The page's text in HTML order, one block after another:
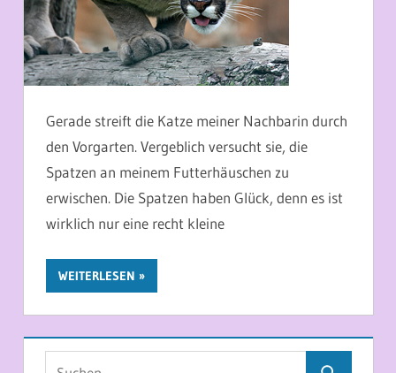
Gerade streift die Katze meiner Nachbarin durch
den Vorgarten. Vergeblich versucht sie, die
Spatzen an meinem Futterhäuschen zu
erwischen. Die Spatzen haben Glück, denn es ist
wirklich nur eine recht kleine
WEITERLESEN